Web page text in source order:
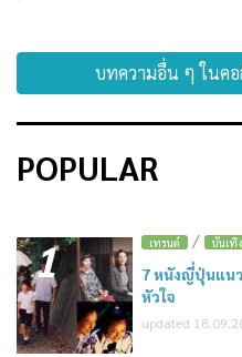
บทความอื่น ๆ ในค
POPULAR
1 เทรนด์ / บันเทิง
7 หนังญี่ปุ่นแน
หัวใจ
updated